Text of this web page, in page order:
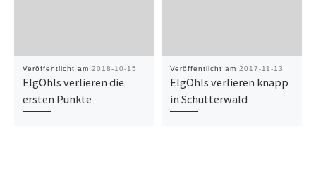
Veröffentlicht am 2018-10-15
ElgOhls verlieren die
ersten Punkte
Veröffentlicht am 2017-11-13
ElgOhls verlieren knapp
in Schutterwald